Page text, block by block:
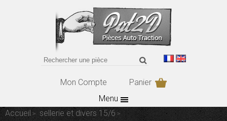
Mon Compte
Panier
Menu
Accueil
sellerie et divers 15/6